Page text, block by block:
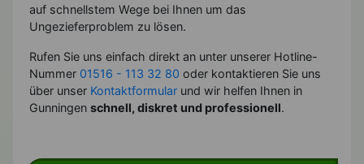
auf schnellstem Wege bei Ihnen um das
Ungezieferproblem zu lösen.
Rufen Sie uns einfach direkt an unter unserer Hotline-
Nummer 01516 - 113 32 80 oder kontaktieren Sie uns
über unser Kontaktformular und wir helfen Ihnen in
Gunningen schnell, diskret und professionell.